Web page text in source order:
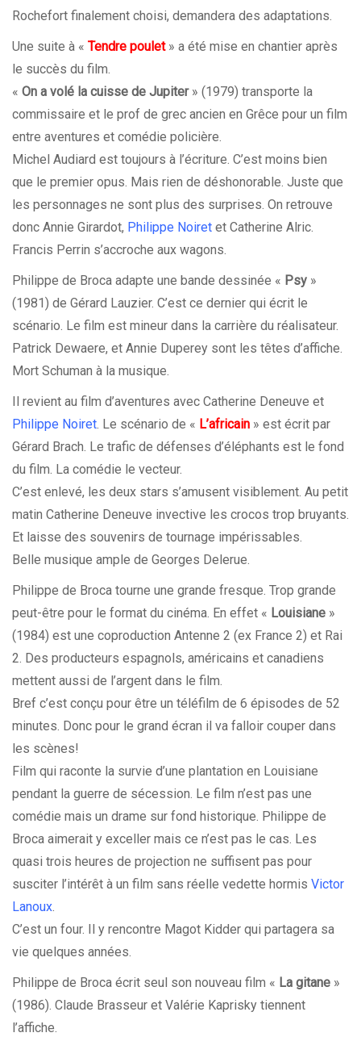
Rochefort finalement choisi, demandera des adaptations.
Une suite à « Tendre poulet» a été mise en chantier après
le succès du film.
« On a volé la cuisse de Jupiter» (1979) transporte la
commissaire et le prof de grec ancien en Grêce pour un film
entre aventures et comédie policière.
Michel Audiard est toujours à l’écriture. C’est moins bien
que le premier opus. Mais rien de déshonorable. Juste que
les personnages ne sont plus des surprises. On retrouve
donc Annie Girardot, Philippe Noiret et Catherine Alric.
Francis Perrin s’accroche aux wagons.
Philippe de Broca adapte une bande dessinée « Psy »
(1981) de Gérard Lauzier. C’est ce dernier qui écrit le
scénario. Le film est mineur dans la carrière du réalisateur.
Patrick Dewaere, et Annie Duperey sont les têtes d’affiche.
Mort Schuman à la musique.
Il revient au film d’aventures avec Catherine Deneuve et
Philippe Noiret. Le scénario de « L’africain » est écrit par
Gérard Brach. Le trafic de défenses d’éléphants est le fond
du film. La comédie le vecteur.
C’est enlevé, les deux stars s’amusent visiblement. Au petit
matin Catherine Deneuve invective les crocos trop bruyants.
Et laisse des souvenirs de tournage impérissables.
Belle musique ample de Georges Delerue.
Philippe de Broca tourne une grande fresque. Trop grande
peut-être pour le format du cinéma. En effet « Louisiane »
(1984) est une coproduction Antenne 2 (ex France 2) et Rai
2. Des producteurs espagnols, américains et canadiens
mettent aussi de l’argent dans le film.
Bref c’est conçu pour être un téléfilm de 6 épisodes de 52
minutes. Donc pour le grand écran il va falloir couper dans
les scènes!
Film qui raconte la survie d’une plantation en Louisiane
pendant la guerre de sécession. Le film n’est pas une
comédie mais un drame sur fond historique. Philippe de
Broca aimerait y exceller mais ce n’est pas le cas. Les
quasi trois heures de projection ne suffisent pas pour
susciter l’intérêt à un film sans réelle vedette hormis Victor
Lanoux.
C’est un four. Il y rencontre Magot Kidder qui partagera sa
vie quelques années.
Philippe de Broca écrit seul son nouveau film « La gitane »
(1986). Claude Brasseur et Valérie Kaprisky tiennent
l’affiche.